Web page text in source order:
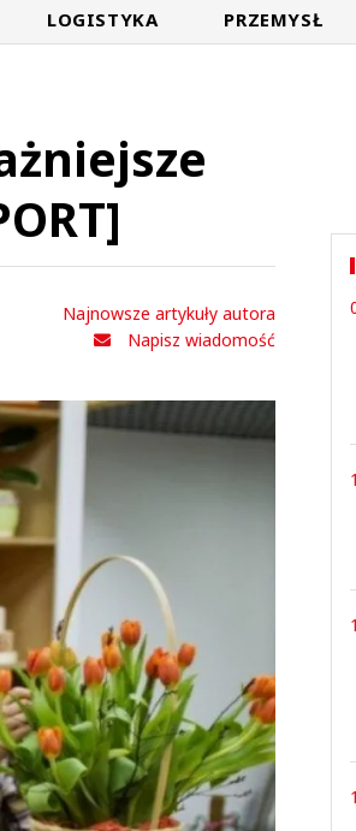
LOGISTYKA PRZEMYSŁ
Najnowsze artykuły autora
Napisz wiadomość